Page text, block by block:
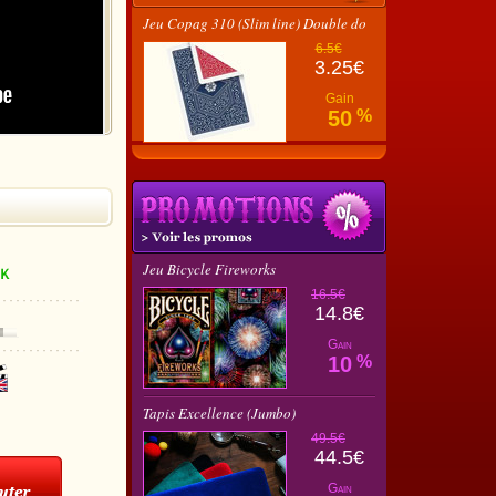
Jeu Copag 310 (Slim line) Double do
6.5€
3.25€
Gain
50 %
Jeu Bicycle Fireworks
16.5€
14.8€
Gain
10 %
Tapis Excellence (Jumbo)
49.5€
44.5€
Gain